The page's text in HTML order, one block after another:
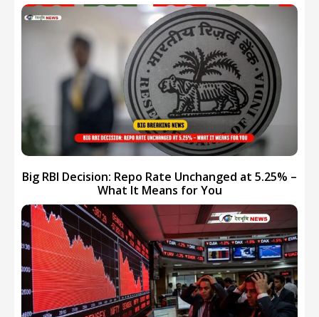
Big RBI Decision: Repo Rate Unchanged at 5.25% –
What It Means for You